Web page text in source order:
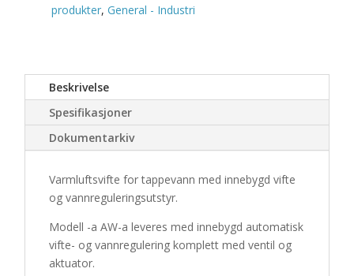
produkter, General - Industri
Beskrivelse
Spesifikasjoner
Dokumentarkiv
Varmluftsvifte for tappevann med innebygd vifte
og vannreguleringsutstyr.
Modell -a AW-a leveres med innebygd automatisk
vifte- og vannregulering komplett med ventil og
aktuator.